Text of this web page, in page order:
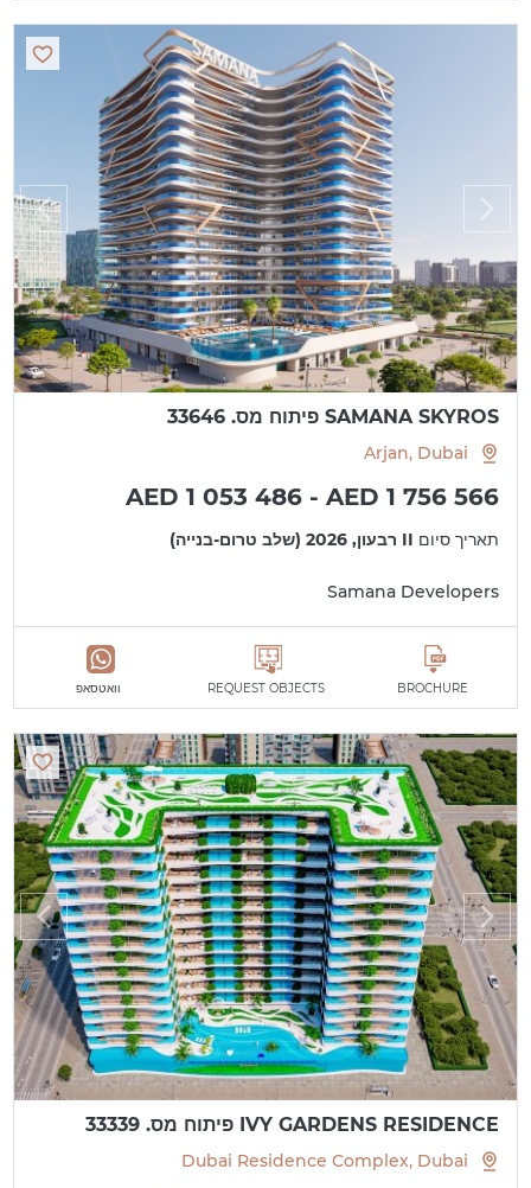
SAMANA SKYROS פיתוח מס. 33646
Arjan, Dubai
AED 1 053 486 - AED 1 756 566
תאריך סיום II רבעון, 2026 (שלב טרום-בנייה)
Samana Developers
BROCHURE
REQUEST OBJECTS וואטסאפ
IVY GARDENS RESIDENCE פיתוח מס. 33339
Dubai Residence Complex, Dubai